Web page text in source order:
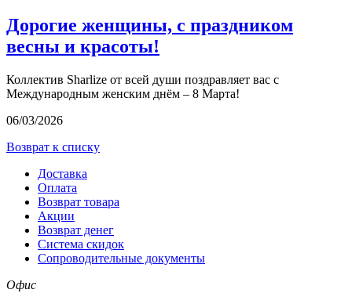
Дорогие женщины, с праздником
весны и красоты!
Коллектив Sharlize от всей души поздравляет вас с
Международным женским днём – 8 Марта!
06/03/2026
Возврат к списку
Доставка
Оплата
Возврат товара
Акции
Возврат денег
Система скидок
Сопроводительные документы
Офис